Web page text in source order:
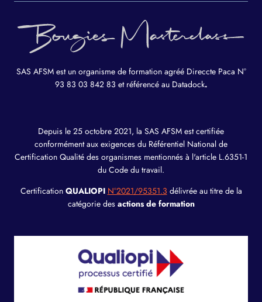
SAS AFSM est un organisme de formation agréé Direccte Paca N°
93 83 03 842 83 et référencé au Datadock.
Depuis le 25 octobre 2021, la SAS AFSM est certifiée
conformément aux exigences du Référentiel National de
Certification Qualité des organismes mentionnés à l'article L.6351-1
du Code du travail.
Certification QUALIOPI N°2021/95351.3 délivrée au titre de la
catégorie des actions de formation